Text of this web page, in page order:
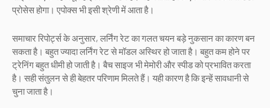
प्रोसेस होगा। एपोक्स भी इसी श्रेणी में आता है।
समाचार रिपोर्ट्स के अनुसार, लर्निंग रेट का गलत चयन बड़े नुकसान का कारण बन
सकता है। बहुत ज्यादा लर्निंग रेट से मॉडल अस्थिर हो जाता है। बहुत कम होने पर
ट्रेनिंग बहुत धीमी हो जाती है। बैच साइज भी मेमोरी और स्पीड को प्रभावित करता
है। सही संतुलन से ही बेहतर परिणाम मिलते हैं। यही कारण है कि इन्हें सावधानी से
चुना जाता है।